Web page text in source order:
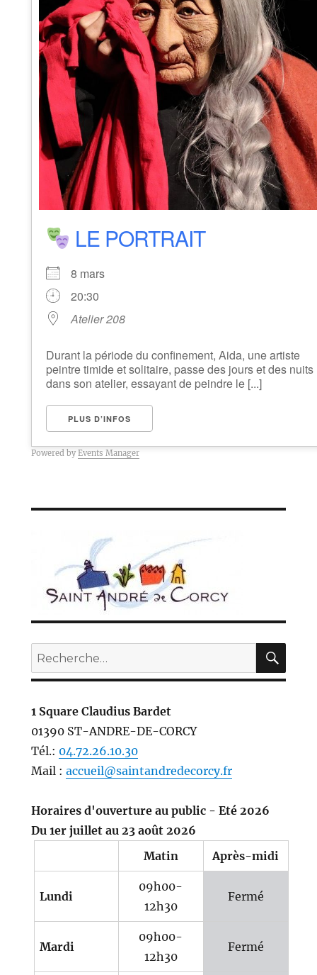
LE PORTRAIT
8 mars
20:30
Atelier 208
Durant la période du confinement, Aida, une artiste
peintre timide et solitaire, passe des jours et des nuits
dans son atelier, essayant de peindre le [...]
PLUS D’INFOS
Powered byEvents Manager
Recherche
pour :
1 Square Claudius Bardet
01390 ST-ANDRE-DE-CORCY
Tél.: 04.72.26.10.30
Mail : accueil@saintandredecorcy.fr
Horaires d'ouverture au public - Eté 2026
Du 1er juillet au 23 août 2026
Matin
Après-midi
Lundi
09h00-
12h30
Fermé
Mardi
09h00-
12h30
Fermé